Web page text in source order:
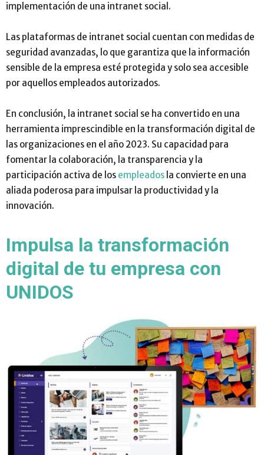
implementación de una intranet social.
Las plataformas de intranet social cuentan con medidas de
seguridad avanzadas, lo que garantiza que la información
sensible de la empresa esté protegida y solo sea accesible
por aquellos empleados autorizados.
En conclusión, la intranet social se ha convertido en una
herramienta imprescindible en la transformación digital de
las organizaciones en el año 2023. Su capacidad para
fomentar la colaboración, la transparencia y la
participación activa de los empleados la convierte en una
aliada poderosa para impulsar la productividad y la
innovación.
Impulsa la transformación
digital de tu empresa con
UNIDOS